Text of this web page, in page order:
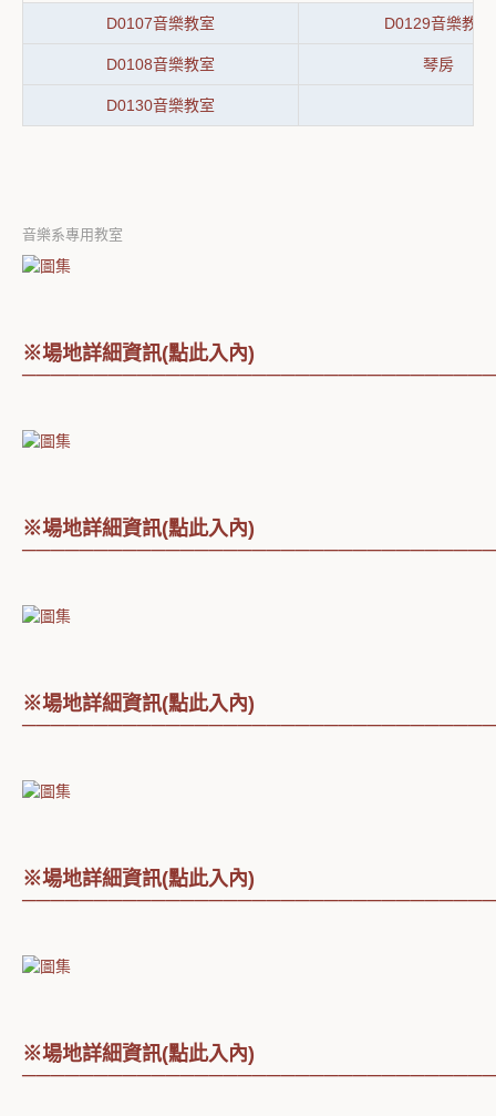
D0107音樂教室 D0129音樂教室
D0108音樂教室 琴房
D0130音樂教室
音樂系專用教室
※場地詳細資訊(點此入內)
※場地詳細資訊(點此入內)
※場地詳細資訊(點此入內)
※場地詳細資訊(點此入內)
※場地詳細資訊(點此入內)